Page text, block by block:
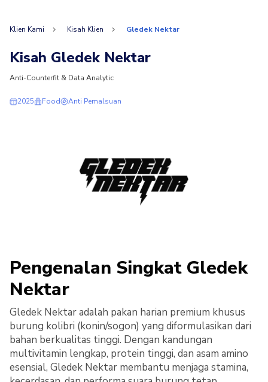
Klien Kami Kisah Klien Gledek Nektar
Kisah Gledek Nektar
Anti-Counterfit & Data Analytic
2025 Food Anti Pemalsuan
Pengenalan Singkat Gledek
Nektar
Gledek Nektar adalah pakan harian premium khusus
burung kolibri (konin/sogon) yang diformulasikan dari
bahan berkualitas tinggi. Dengan kandungan
multivitamin lengkap, protein tinggi, dan asam amino
esensial, Gledek Nektar membantu menjaga stamina,